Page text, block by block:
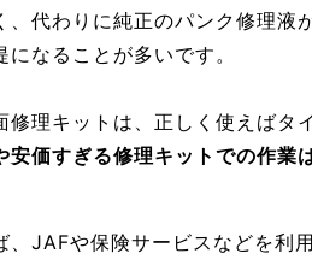
、代わりに純正のパンク修理液
なることが多いです。
修理キットは、正しく使えばタ
安価すぎる修理キットでの作業
、JAFや保険サービスなどを利